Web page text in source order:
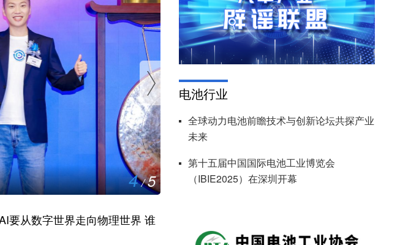
潮涌大湾区 阔步新征程 “大国雅谈”聚焦中国品牌传
4/5
要从数字世界走向物理世界 谁
电池行业
全球动力电池前瞻技术与创新论坛共探产业
未来
第十五届中国国际电池工业博览会
（IBIE2025）在深圳开幕